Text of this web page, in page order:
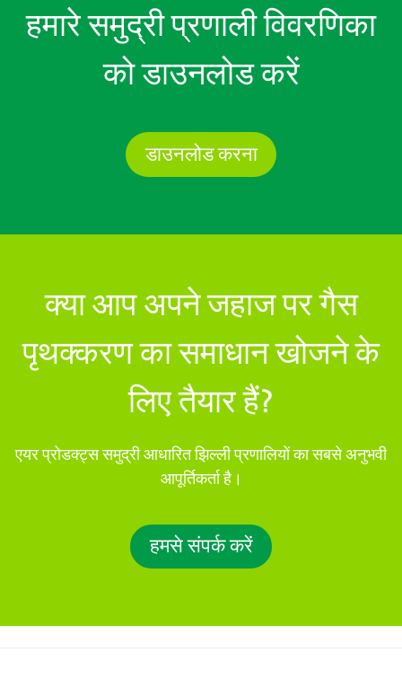
हमारे समुद्री प्रणाली विवरणिका
को डाउनलोड करें
डाउनलोड करना
क्या आप अपने जहाज पर गैस
पृथक्करण का समाधान खोजने के
लिए तैयार हैं?
एयर प्रोडक्ट्स समुद्री आधारित झिल्ली प्रणालियों का सबसे अनुभवी
आपूर्तिकर्ता है।
हमसे संपर्क करें